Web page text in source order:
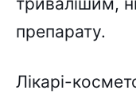
препарату.
Лікарі-